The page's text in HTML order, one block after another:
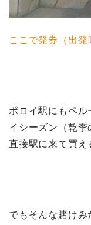
ここで発券（出
ポロイ駅にもペ
イシーズン（乾
直接駅に来て買え
でもそんな賭け